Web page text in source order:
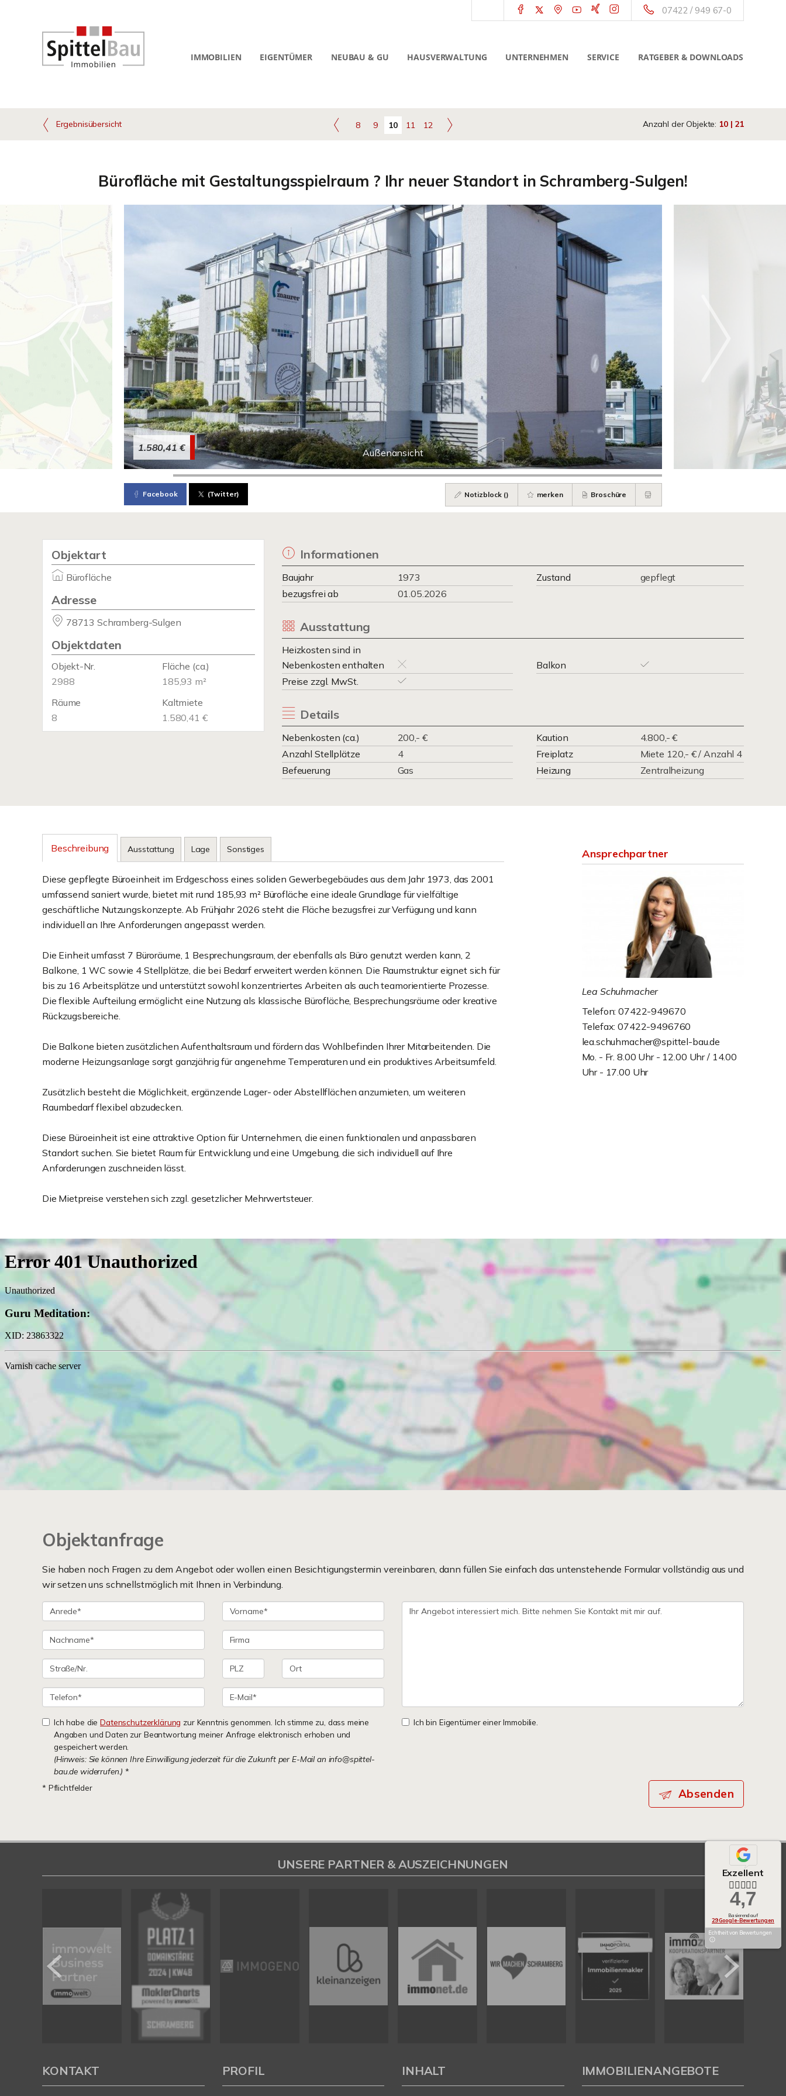
07422 / 949 67-0
IMMOBILIEN EIGENTÜMER NEUBAU & GU HAUSVERWALTUNG UNTERNEHMEN SERVICE RATGEBER & DOWNLOADS
Ergebnisübersicht 8 9 10 11 12 Anzahl der Objekte: 10 | 21
Bürofläche mit Gestaltungsspielraum ? Ihr neuer Standort in Schramberg-Sulgen!
Außenansicht
1.580,41 €
Facebook (Twitter) Notizblock () merken Broschüre
Objektart
Bürofläche
Adresse
78713 Schramberg-Sulgen
Objektdaten
Objekt-Nr.
2988
Fläche (ca.)
185,93 m²
Räume
8
Kaltmiete
1.580,41 €
Informationen
Baujahr 1973 Zustand
gepflegt
bezugsfrei ab
01.05.2026
Ausstattung
Heizkosten sind in
Nebenkosten enthalten
Balkon
Preise zzgl. MwSt.
Details
Nebenkosten (ca.) 200,- € Kaution
4.800,- €
Anzahl Stellplätze
4 Freiplatz
Miete 120,- € / Anzahl 4
Befeuerung
Gas Heizung Zentralheizung
Beschreibung Ausstattung Lage Sonstiges
Diese gepflegte Büroeinheit im Erdgeschoss eines soliden Gewerbegebäudes aus dem Jahr 1973, das 2001
umfassend saniert wurde, bietet mit rund 185,93 m² Bürofläche eine ideale Grundlage für vielfältige
geschäftliche Nutzungskonzepte. Ab Frühjahr 2026 steht die Fläche bezugsfrei zur Verfügung und kann
individuell an Ihre Anforderungen angepasst werden.
Die Einheit umfasst 7 Büroräume, 1 Besprechungsraum, der ebenfalls als Büro genutzt werden kann, 2
Balkone, 1 WC sowie 4 Stellplätze, die bei Bedarf erweitert werden können. Die Raumstruktur eignet sich für
bis zu 16 Arbeitsplätze und unterstützt sowohl konzentriertes Arbeiten als auch teamorientierte Prozesse.
Die flexible Aufteilung ermöglicht eine Nutzung als klassische Bürofläche, Besprechungsräume oder kreative
Rückzugsbereiche.
Die Balkone bieten zusätzlichen Aufenthaltsraum und fördern das Wohlbefinden Ihrer Mitarbeitenden. Die
moderne Heizungsanlage sorgt ganzjährig für angenehme Temperaturen und ein produktives Arbeitsumfeld.
Zusätzlich besteht die Möglichkeit, ergänzende Lager- oder Abstellflächen anzumieten, um weiteren
Raumbedarf flexibel abzudecken.
Diese Büroeinheit ist eine attraktive Option für Unternehmen, die einen funktionalen und anpassbaren
Standort suchen. Sie bietet Raum für Entwicklung und eine Umgebung, die sich individuell auf Ihre
Anforderungen zuschneiden lässt.
Die Mietpreise verstehen sich zzgl. gesetzlicher Mehrwertsteuer.
Ansprechpartner
Lea Schuhmacher
Telefon: 07422-949670
Telefax: 07422-9496760
lea.schuhmacher@spittel-bau.de
Mo. - Fr. 8.00 Uhr - 12.00 Uhr / 14.00
Uhr - 17.00 Uhr
Objektanfrage
Sie haben noch Fragen zu dem Angebot oder wollen einen Besichtigungstermin vereinbaren, dann füllen Sie einfach das untenstehende Formular vollständig aus und
wir setzen uns schnellstmöglich mit Ihnen in Verbindung.
Ich habe dieDatenschutzerklärung zur Kenntnis genommen. Ich stimme zu, dass meine
Angaben und Daten zur Beantwortung meiner Anfrage elektronisch erhoben und
gespeichert werden.
(Hinweis: Sie können Ihre Einwilligung jederzeit für die Zukunft per E-Mail an info@spittel-
bau.de widerrufen.) *
Ich bin Eigentümer einer Immobilie.
* Pflichtfelder Absenden
Exzellent
4,7
Basierend auf
29 Google-Bewertungen
Echtheit von Bewertungen
UNSERE PARTNER & AUSZEICHNUNGEN
KONTAKT PROFIL INHALT IMMOBILIENANGEBOTE